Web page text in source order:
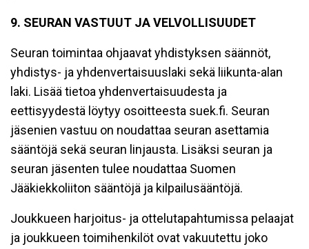
9. SEURAN VASTUUT JA VELVOLLISUUDET
Seuran toimintaa ohjaavat yhdistyksen säännöt,
yhdistys- ja yhdenvertaisuuslaki sekä liikunta-alan
laki. Lisää tietoa yhdenvertaisuudesta ja
eettisyydestä löytyy osoitteesta suek.fi. Seuran
jäsenien vastuu on noudattaa seuran asettamia
sääntöjä sekä seuran linjausta. Lisäksi seuran ja
seuran jäsenten tulee noudattaa Suomen
Jääkiekkoliiton sääntöjä ja kilpailusääntöjä.
Joukkueen harjoitus- ja ottelutapahtumissa pelaajat
ja joukkueen toimihenkilöt ovat vakuutettu joko